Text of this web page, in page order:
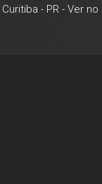
Curitiba - PR- Ver no